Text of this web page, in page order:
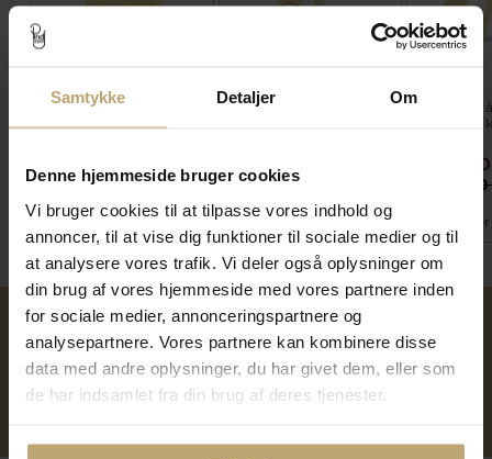
Samtykke Detaljer Om
Denne hjemmeside bruger cookies
Vi bruger cookies til at tilpasse vores indhold og
annoncer, til at vise dig funktioner til sociale medier og til
at analysere vores trafik. Vi deler også oplysninger om
din brug af vores hjemmeside med vores partnere inden
for sociale medier, annonceringspartnere og
analysepartnere. Vores partnere kan kombinere disse
data med andre oplysninger, du har givet dem, eller som
de har indsamlet fra din brug af deres tjenester.
Vedhæng hjerte,
massivt, ovalt øsken
4.090,00 kr
3.272,00 kr
På lager
Vedhæng dobbelt
2.790,00 kr
2.232,00 kr
På fjernlager
Vedhæng
2 huller til
På lager
Over 40 års erfaring Mulighed for gravering